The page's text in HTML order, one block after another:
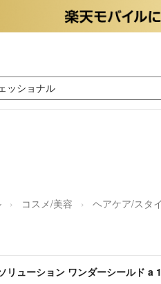
コスメ/美容 ヘアケア/スタ
リューション ワンダーシールド a